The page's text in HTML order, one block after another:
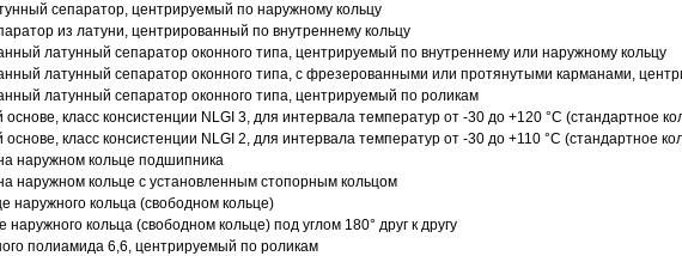
сепаратор, центрируемый по наружному кольцу
из латуни, центрированный по внутреннему кольцу
латунный сепаратор оконного типа, центрируемый по внутреннему или наружному кольцу
латунный сепаратор оконного типа, с фрезерованными или протянутыми карманами,
латунный сепаратор оконного типа, центрируемый по роликам
класс консистенции NLGI 3, для интервала температур от -30 до +120 °C (стандартное
класс консистенции NLGI 2, для интервала температур от -30 до +110 °C (стандартное
наружном кольце подшипника
наружном кольце с установленным стопорным кольцом
кольца (свободном кольце)
кольца (свободном кольце) под углом 180° друг к другу
полиамида 6,6, центрируемый по роликам